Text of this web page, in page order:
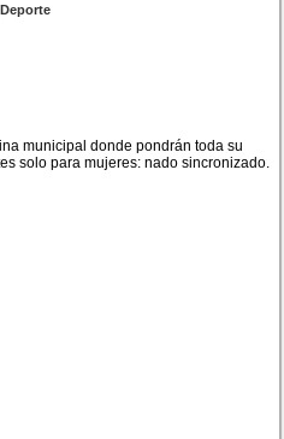
Deporte
municipal donde pondrán toda su
solo para mujeres: nado sincronizado.